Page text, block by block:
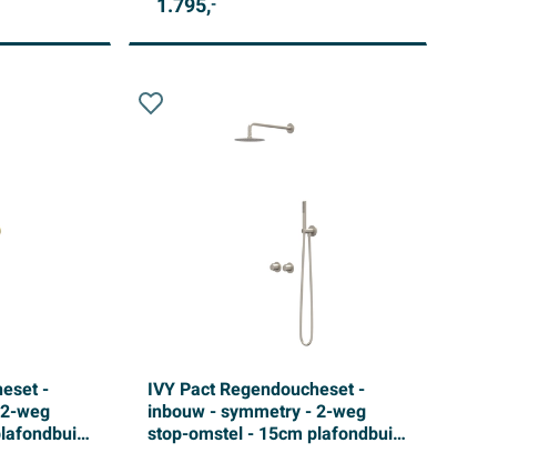
1.795,
-
weg
IVY Pact Regendoucheset -
inbouw - symmetry - 2-weg
stop-omstel - 15cm plafondbuis